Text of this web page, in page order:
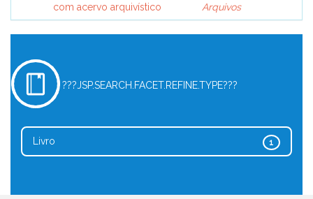
com acervo arquivístico
Arquivos
???JSP.SEARCH.FACET.REFINE.TYPE???
1
Livro